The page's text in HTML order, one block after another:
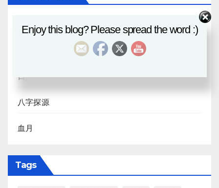
八字課程
日月合朔
八字探源
血月
Tags
Enjoy this blog? Please spread the word :)